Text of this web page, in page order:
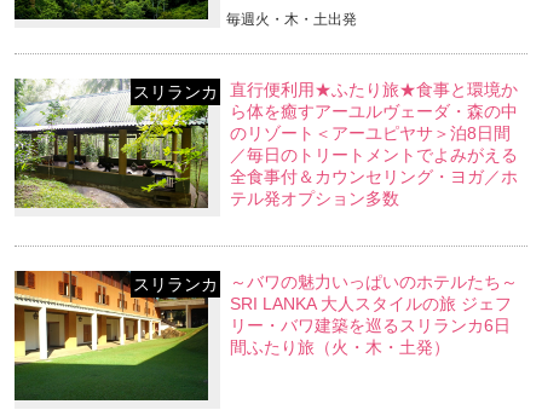
毎週火・木・土出発
スリランカ
直行便利用★ふたり旅★食事と環境か
ら体を癒すアーユルヴェーダ・森の中
のリゾート＜アーユピヤサ＞泊8日間
／毎日のトリートメントでよみがえる
全食事付＆カウンセリング・ヨガ／ホ
テル発オプション多数
スリランカ
～バワの魅力いっぱいのホテルたち～
SRI LANKA 大人スタイルの旅 ジェフ
リー・バワ建築を巡るスリランカ6日
間ふたり旅（火・木・土発）